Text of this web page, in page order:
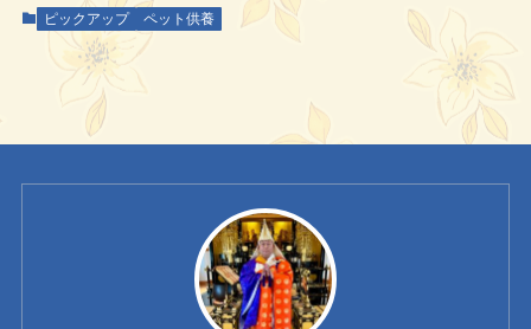
ピックアップ ペット供養